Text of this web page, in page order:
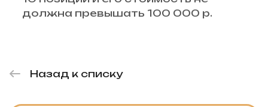
должна превышать 100 000 р.
Назад к списку